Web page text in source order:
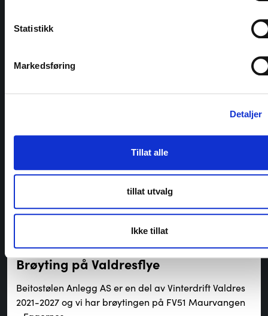
Statistikk
Markedsføring
Detaljer
Tillat alle
tillat utvalg
Ikke tillat
God tur!
Brøyting på Valdresflye
Beitostølen Anlegg AS er en del av Vinterdrift Valdres
2021-2027 og vi har brøytingen på FV51 Maurvangen